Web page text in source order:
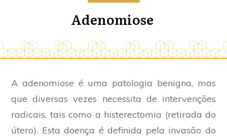
Adenomiose
A adenomiose é uma patologia benigna, mas
que diversas vezes necessita de intervenções
radicais, tais como a histerectomia (retirada do
útero). Esta doença é definida pela invasão do